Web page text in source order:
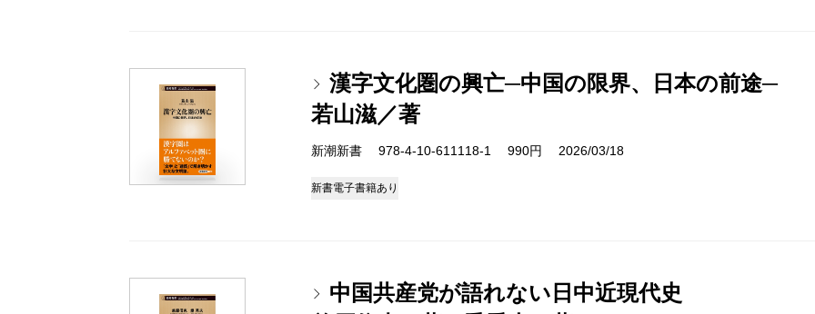
漢字文化圏の興亡─中国の限界、日本の前途─
若山滋／著
新潮新書 978-4-10-611118-1 990円 2026/03/18
新書電子書籍あり
中国共産党が語れない日中近現代史